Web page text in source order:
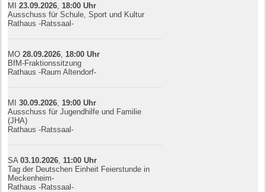
MI23.09.2026 18:00 Uhr
Ausschuss für Schule, Sport und Kultur
Rathaus -Ratssaal-
MO28.09.2026 18:00 Uhr
BfM-Fraktionssitzung
Rathaus -Raum Altendorf-
MI30.09.2026 19:00 Uhr
Ausschuss für Jugendhilfe und Familie
(JHA)
Rathaus -Ratssaal-
SA03.10.2026 11:00 Uhr
Tag der Deutschen Einheit Feierstunde in
Meckenheim-
Rathaus -Ratssaal-